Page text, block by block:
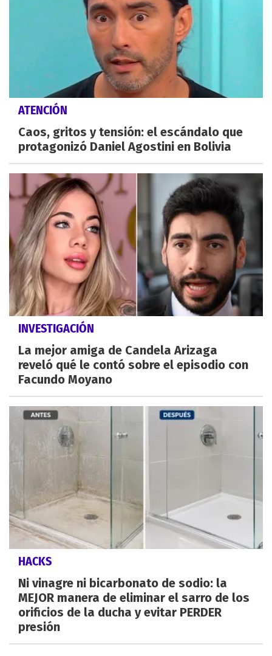
ATENCIÓN
Caos, gritos y tensión: el escándalo que
protagonizó Daniel Agostini en Bolivia
INVESTIGACIÓN
La mejor amiga de Candela Arizaga
reveló qué le contó sobre el episodio con
Facundo Moyano
HACKS
Ni vinagre ni bicarbonato de sodio: la
MEJOR manera de eliminar el sarro de los
orificios de la ducha y evitar PERDER
presión